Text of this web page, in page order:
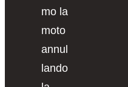
mo la
moto
annul
lando